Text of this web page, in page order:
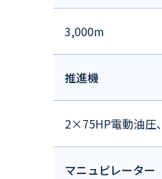
3,000m
推進機
2×75HP電動油圧
マニュピレーター